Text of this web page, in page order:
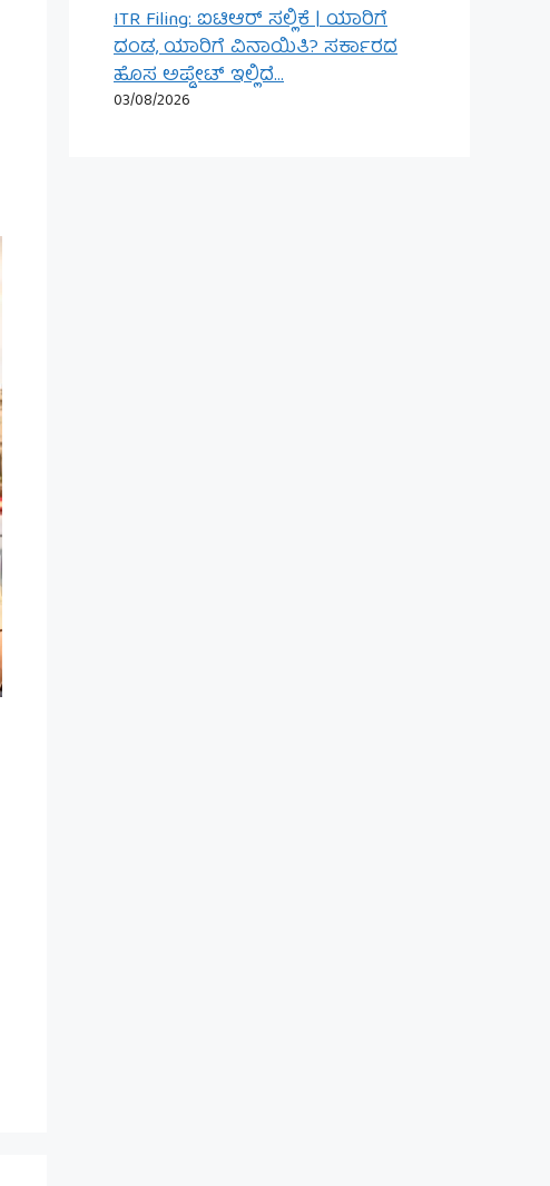
ITR Filing: ಐಟಿಆರ್ ಸಲ್ಲಿಕೆ | ಯಾರಿಗೆ
ದಂಡ, ಯಾರಿಗೆ ವಿನಾಯಿತಿ? ಸರ್ಕಾರದ
ಹೊಸ ಅಪ್ಡೇಟ್ ಇಲ್ಲಿದೆ…
03/08/2026